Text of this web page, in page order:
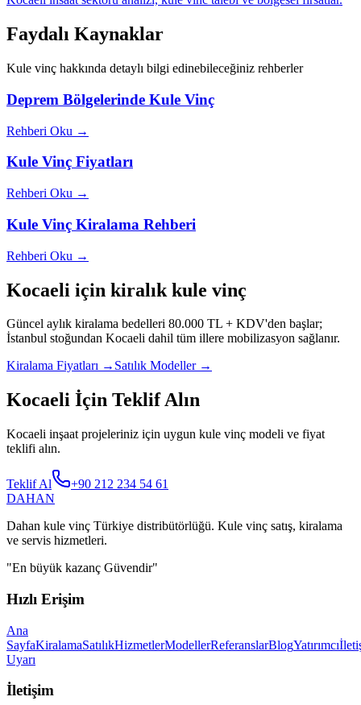
Faydalı Kaynaklar
Kule vinç hakkında detaylı bilgi edinebileceğiniz rehberler
Deprem Bölgelerinde Kule Vinç
Rehberi Oku →
Kule Vinç Fiyatları
Rehberi Oku →
Kule Vinç Kiralama Rehberi
Rehberi Oku →
Kocaeli için kiralık kule vinç
Güncel aylık kiralama bedelleri 80.000 TL + KDV'den başlar;
İstanbul stoğundan Kocaeli dahil tüm illere mobilizasyon sağlanır.
Kiralama Fiyatları → Satılık Modeller →
Kocaeli İçin Teklif Alın
Kocaeli inşaat projeleriniz için uygun kule vinç modeli ve fiyat
teklifi alın.
Teklif Al
+90 212 234 54 61
DAHAN
Dahan kule vinç Türkiye distribütörlüğü. Kule vinç satış, kiralama
ve servis hizmetleri.
"En büyük kazanç Güvendir"
Hızlı Erişim
Ana
SayfaKiralamaSatılıkHizmetlerModellerReferanslarBlogYatırımcı
Uyarı
İletişim